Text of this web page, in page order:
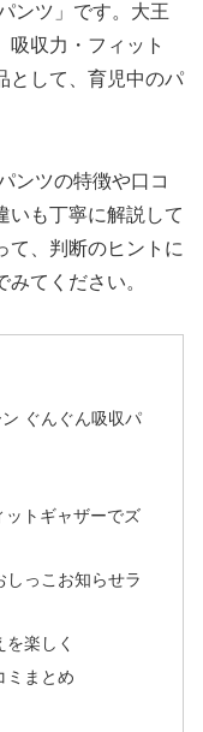
ンツ」です。大王
吸収力・フィット
として、育児中のパ
ンツの特徴や口コ
いも丁寧に解説して
て、判断のヒントに
てください。
ぐんぐん吸収パ
ットギャザーでズ
っこお知らせラ
楽しく
ミまとめ